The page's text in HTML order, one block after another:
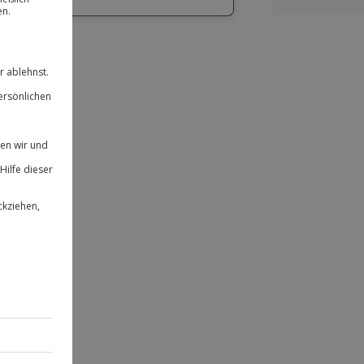
für alle Erlebnisse einlösbar.
verlängerbar.